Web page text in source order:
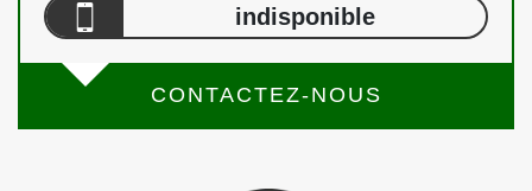
indisponible
CONTACTEZ-NOUS